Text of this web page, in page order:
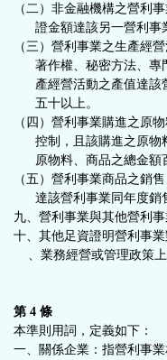
（二）非金融機構之營利
證金額達該另一營利事
（三）營利事業之生產經
著作權、秘密方法、專
產經營活動之產值達該
五十以上。
（四）營利事業購進之原
控制，且該購進之原物
原物料、商品之總金額
（五）營利事業商品之銷
達該營利事業同年度銷
九、營利事業與其他營利
十、其他足資證明營利事
、業務經營或管理政策
第 4 條
本準則用詞，定義如下：
一、關係企業：指營利事